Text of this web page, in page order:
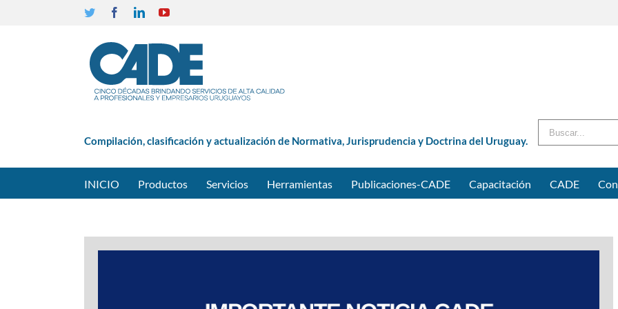
Twitter FacebookLinkedinYouTube
Compilación, clasificación y actualización de Normativa, Jurisprudencia y Doctrina del Uruguay.
INICIO Productos Servicios Herramientas Publicaciones-CADE Capacitación CADE